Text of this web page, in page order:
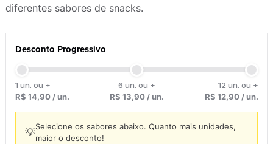
diferentes sabores de snacks.
Desconto Progressivo
1 un. ou +
R$ 14,90/ un.
6 un. ou +
R$ 13,90/ un.
12 un. ou +
R$ 12,90/ un.
💡Selecione os sabores abaixo. Quanto mais unidades,
maior o desconto!